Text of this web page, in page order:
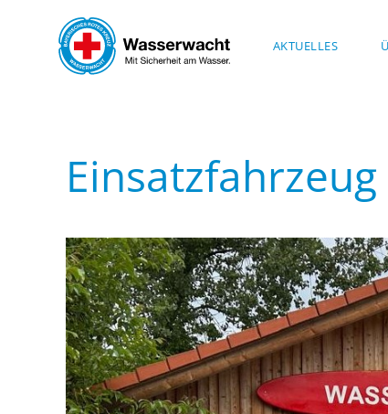
Skip to main content AKTUELLES
Einsatzfahrzeug